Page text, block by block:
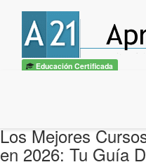
Educación Certificada
Los Mejores
en 2026: Tu Guía